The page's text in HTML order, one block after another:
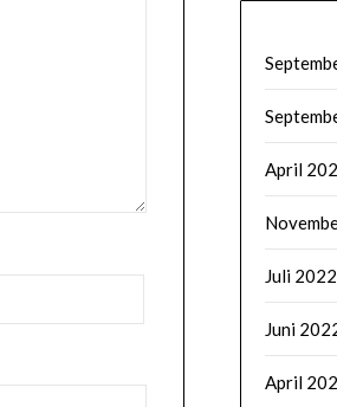
April
Juli 2022
Juni
April